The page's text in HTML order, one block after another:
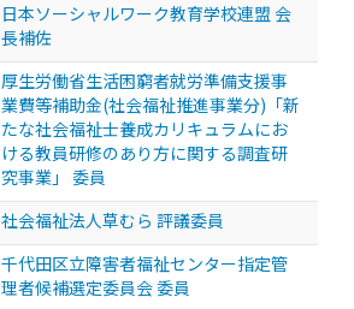
日本ソーシャルワーク教育学校連盟 会
長補佐
厚生労働省生活困窮者就労準備支援事
業費等補助金(社会福祉推進事業分)「新
たな社会福祉士養成カリキュラムにお
ける教員研修のあり方に関する調査研
究事業」 委員
社会福祉法人草むら 評議委員
千代田区立障害者福祉センター指定管
理者候補選定委員会 委員